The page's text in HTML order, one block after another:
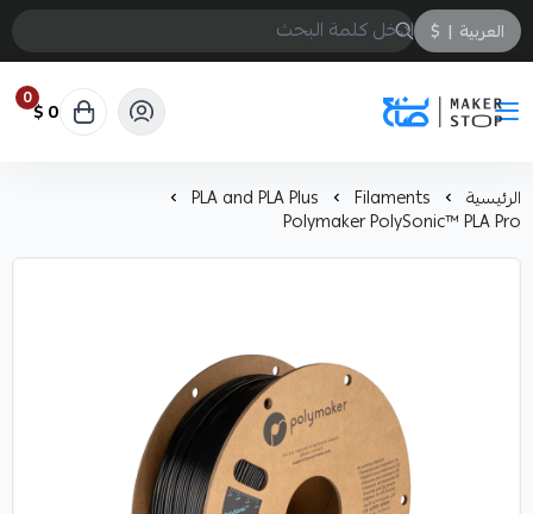
العربية |
$
صانع
0 0 $
الرئيسية Filaments
PLA and PLA Plus
Polymaker PolySonic™ PLA Pro